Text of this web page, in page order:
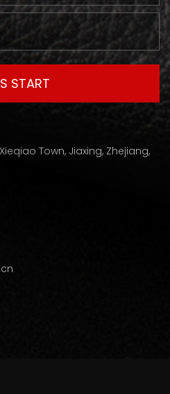
Town, Jiaxing, Zhejiang,